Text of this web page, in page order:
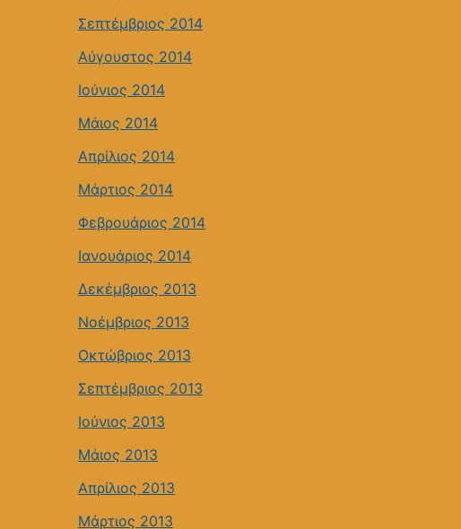
Σεπτέμβριος 2014
Αύγουστος 2014
Ιούνιος 2014
Μάιος 2014
Απρίλιος 2014
Μάρτιος 2014
Φεβρουάριος 2014
Ιανουάριος 2014
Δεκέμβριος 2013
Νοέμβριος 2013
Οκτώβριος 2013
Σεπτέμβριος 2013
Ιούνιος 2013
Μάιος 2013
Απρίλιος 2013
Μάρτιος 2013